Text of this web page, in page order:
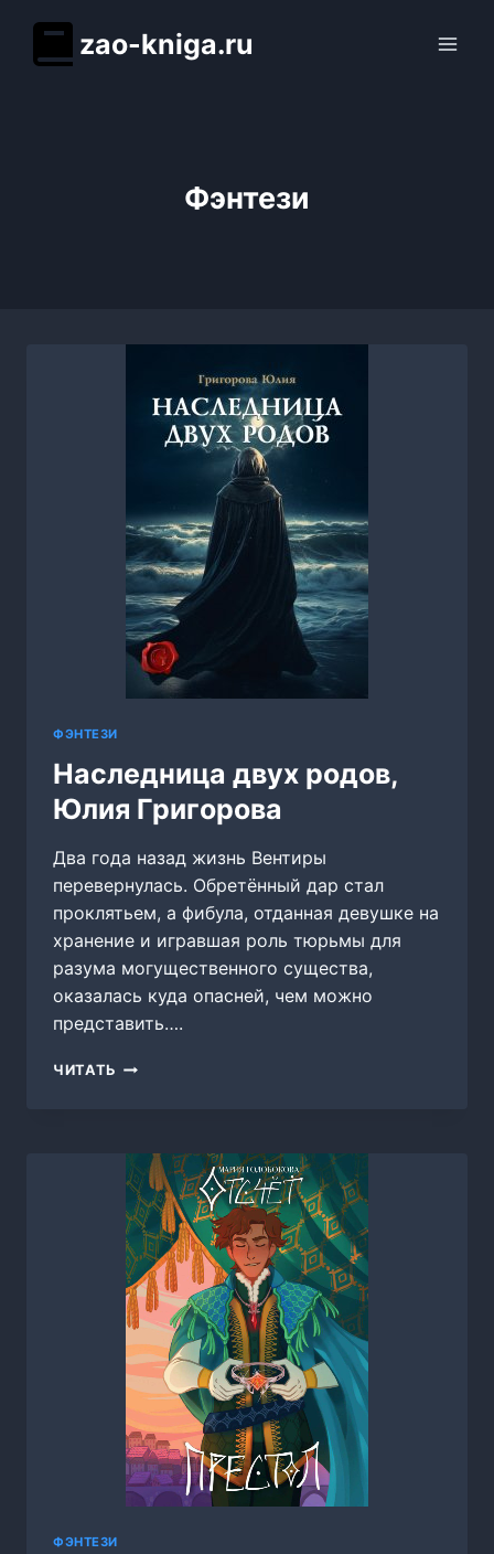
содержимому
zao-kniga.ru
Фэнтези
ФЭНТЕЗИ
Наследница двух родов,
Юлия Григорова
Два года назад жизнь Вентиры
перевернулась. Обретённый дар стал
проклятьем, а фибула, отданная девушке на
хранение и игравшая роль тюрьмы для
разума могущественного существа,
оказалась куда опасней, чем можно
представить….
ЧИТАТЬ НАСЛЕДНИЦА
ГРИГОРОВА
ФЭНТЕЗИ